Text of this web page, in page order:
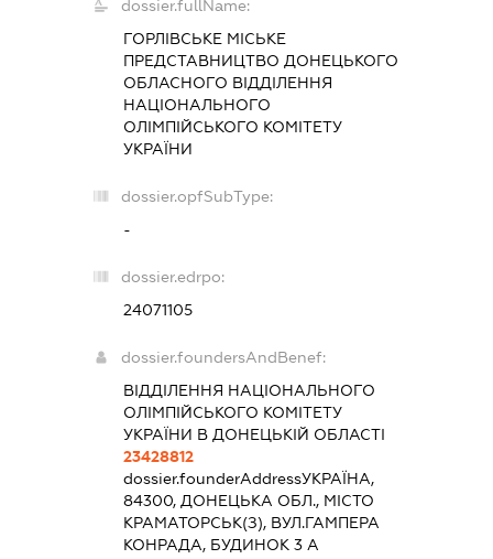
dossier.fullName:
ГОРЛІВСЬКЕ МІСЬКЕ
ПРЕДСТАВНИЦТВО ДОНЕЦЬКОГО
ОБЛАСНОГО ВІДДІЛЕННЯ
НАЦІОНАЛЬНОГО
ОЛІМПІЙСЬКОГО КОМІТЕТУ
УКРАЇНИ
dossier.opfSubType:
-
dossier.edrpo:
24071105
dossier.foundersAndBenef:
ВІДДІЛЕННЯ НАЦІОНАЛЬНОГО
ОЛІМПІЙСЬКОГО КОМІТЕТУ
УКРАЇНИ В ДОНЕЦЬКІЙ ОБЛАСТІ
23428812
dossier.founderAddressУКРАЇНА,
84300, ДОНЕЦЬКА ОБЛ., МІСТО
КРАМАТОРСЬК(З), ВУЛ.ГАМПЕРА
КОНРАДА, БУДИНОК 3 А